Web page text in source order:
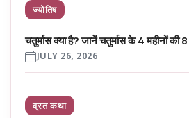
ज्योतिष
चतुर्मास क्या है? जानें चतुर्मास के 4 महीनों की
JULY 26, 2026
व्रत कथा